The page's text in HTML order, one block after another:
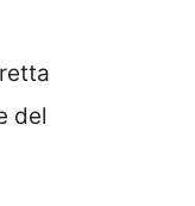
del